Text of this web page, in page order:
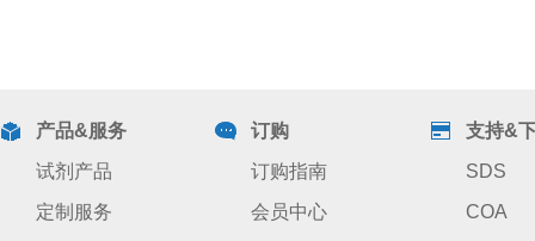
产品&服务
试剂产品
定制服务
订购
订购指南
会员中心
支持&
SDS
COA